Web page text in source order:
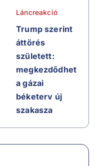
Láncreakció
Trump szerint
áttörés
született:
megkezdődhet
a gázai
béketerv új
szakasza